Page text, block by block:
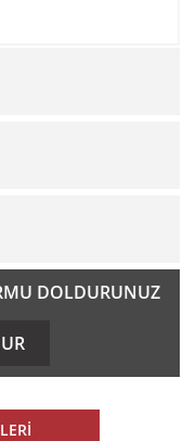
ve diğer
öneri formunu
DOLDURUNUZ